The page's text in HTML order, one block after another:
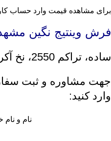
برای مشاهده قیمت وارد حساب
فرش وینتیج نگین مشهد
ساده، تراکم 2550، نخ آکریلیک
جهت مشاوره و ثبت
وارد کنید:
نام و نام